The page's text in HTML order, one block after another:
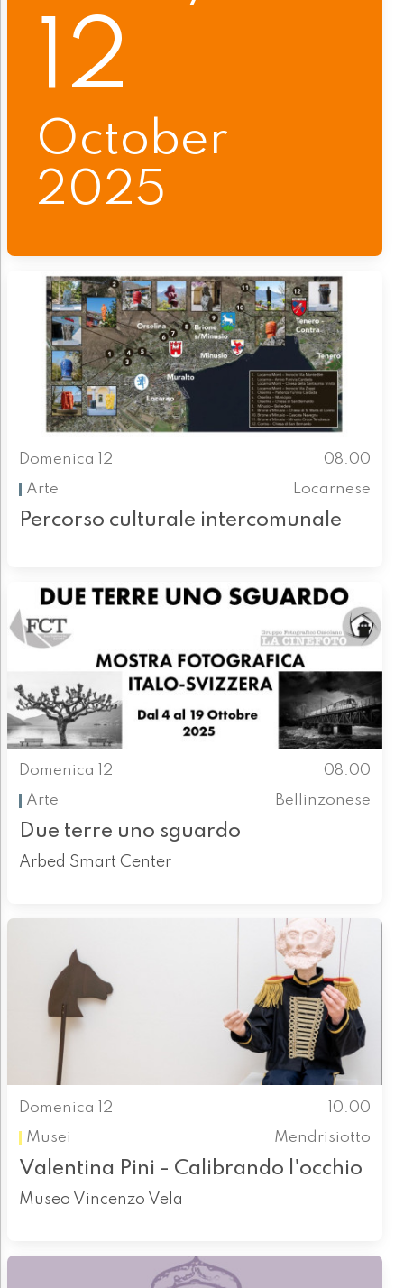
12
October
2025
Domenica 12
08.00
Arte
Locarnese
Percorso culturale intercomunale
Domenica 12
08.00
Arte
Bellinzonese
Due terre uno sguardo
Arbed Smart Center
Domenica 12
10.00
Musei
Mendrisiotto
Valentina Pini - Calibrando l'occhio
Museo Vincenzo Vela